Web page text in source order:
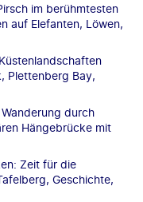
im berühmtesten
auf Elefanten, Löwen,
Plettenberg Bay,
durch
Hängebrücke mit
Zeit für die
Geschichte,